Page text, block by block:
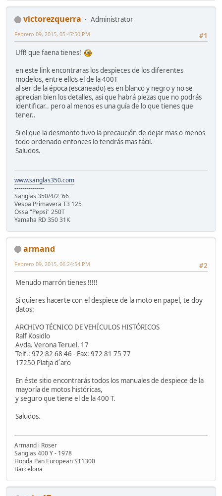
victorezquerra
Administrator
#1
Febrero 09, 2015, 05:47:50 PM
Uff! que faena tienes!
en este link encontraras los despieces de los diferentes
modelos, entre ellos el de la 400T
al ser de la época (escaneado) es en blanco y negro y no se
aprecian bien los detalles, así que habrá piezas que no podrás
identificar.. pero al menos es una guía de lo que tienes que
tener..
Si el que la desmonto tuvo la precaución de dejar mas o menos
todo ordenado entonces lo tendrás mas fácil.
Saludos.
www.sanglas350.com
---------------
Sanglas 350/4/2 '66
Vespa Primavera T3 125
Ossa "Pepsi" 250T
Yamaha RD 350 31K
armand
#2
Febrero 09, 2015, 06:24:54 PM
Menudo marrón tienes !!!!!
Si quieres hacerte con el despiece de la moto en papel, te doy
datos:
ARCHIVO TÉCNICO DE VEHÍCULOS HISTÓRICOS
Ralf Kosidlo
Avda. Verona Teruel, 17
Telf.: 972 82 68 46 - Fax: 972 81 75 77
17250 Platja d´aro
En éste sitio encontrarás todos los manuales de despiece de la
mayoría de motos históricas,
y seguro que tiene el de la 400 T.
Saludos.
Armand i Roser
Sanglas 400 Y - 1978
Honda Pan European ST1300
Barcelona